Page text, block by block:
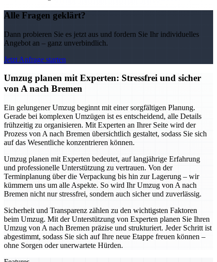
Alle Fragen geklärt?
Dann probieren Sie es jetzt aus und fordern Sie Ihr individuelles
Angebot an – ganz unverbindlich.
Jetzt Anfrage starten
Umzug planen mit Experten: Stressfrei und sicher
von A nach Bremen
Ein gelungener Umzug beginnt mit einer sorgfältigen Planung.
Gerade bei komplexen Umzügen ist es entscheidend, alle Details
frühzeitig zu organisieren. Mit Experten an Ihrer Seite wird der
Prozess von A nach Bremen übersichtlich gestaltet, sodass Sie sich
auf das Wesentliche konzentrieren können.
Umzug planen mit Experten bedeutet, auf langjährige Erfahrung
und professionelle Unterstützung zu vertrauen. Von der
Terminplanung über die Verpackung bis hin zur Lagerung – wir
kümmern uns um alle Aspekte. So wird Ihr Umzug von A nach
Bremen nicht nur stressfrei, sondern auch sicher und zuverlässig.
Sicherheit und Transparenz zählen zu den wichtigsten Faktoren
beim Umzug. Mit der Unterstützung von Experten planen Sie Ihren
Umzug von A nach Bremen präzise und strukturiert. Jeder Schritt ist
abgestimmt, sodass Sie sich auf Ihre neue Etappe freuen können –
ohne Sorgen oder unerwartete Hürden.